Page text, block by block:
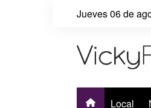
Jueves 06 de
Local